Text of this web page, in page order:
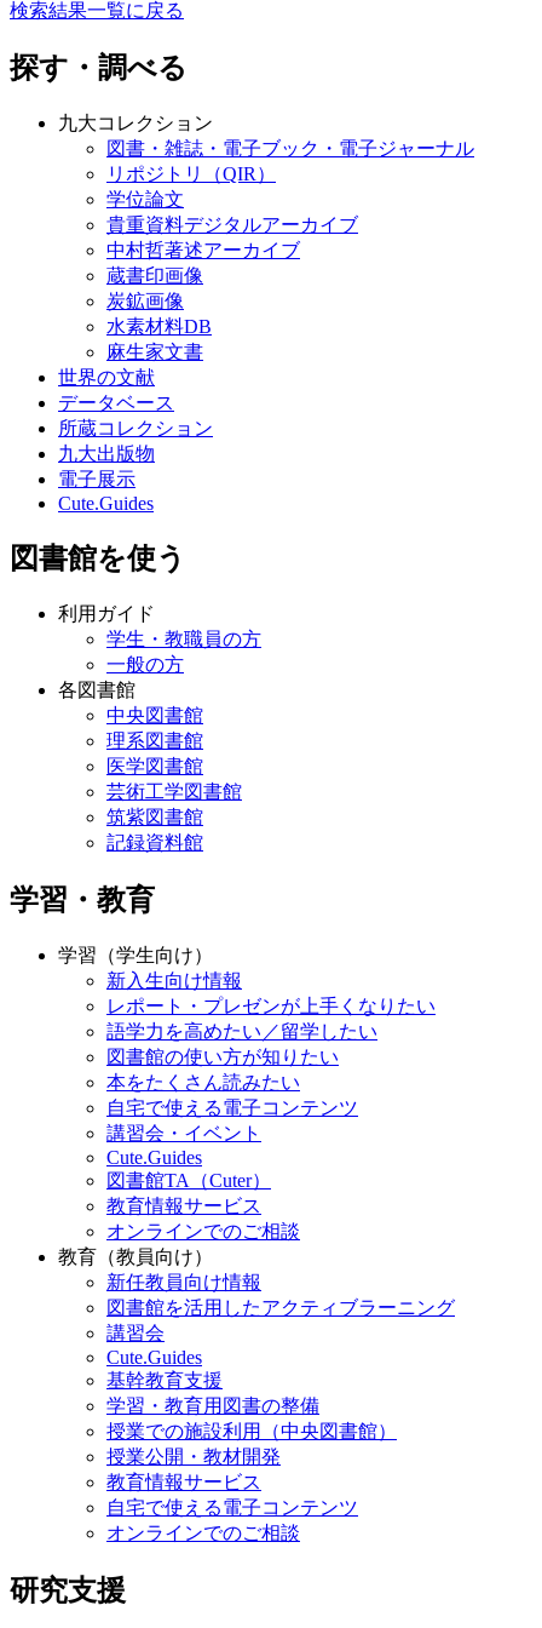
検索結果一覧に戻る
探す・調べる
九大コレクション
図書・雑誌・電子ブック・電子ジャーナル
リポジトリ（QIR）
学位論文
貴重資料デジタルアーカイブ
中村哲著述アーカイブ
蔵書印画像
炭鉱画像
水素材料DB
麻生家文書
世界の文献
データベース
所蔵コレクション
九大出版物
電子展示
Cute.Guides
図書館を使う
利用ガイド
学生・教職員の方
一般の方
各図書館
中央図書館
理系図書館
医学図書館
芸術工学図書館
筑紫図書館
記録資料館
学習・教育
学習（学生向け）
新入生向け情報
レポート・プレゼンが上手くなりたい
語学力を高めたい／留学したい
図書館の使い方が知りたい
本をたくさん読みたい
自宅で使える電子コンテンツ
講習会・イベント
Cute.Guides
図書館TA（Cuter）
教育情報サービス
オンラインでのご相談
教育（教員向け）
新任教員向け情報
図書館を活用したアクティブラーニング
講習会
Cute.Guides
基幹教育支援
学習・教育用図書の整備
授業での施設利用（中央図書館）
授業公開・教材開発
教育情報サービス
自宅で使える電子コンテンツ
オンラインでのご相談
研究支援